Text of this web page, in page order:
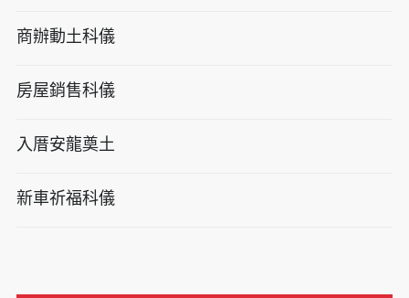
商辦動土科儀
房屋銷售科儀
入厝安龍奠土
新車祈福科儀